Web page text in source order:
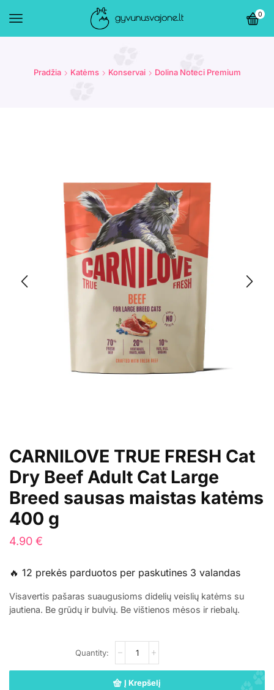
0
Pradžia Katėms Konservai Dolina Noteci Premium
CARNILOVE TRUE FRESH Cat
Dry Beef Adult Cat Large
Breed sausas maistas katėms
400 g
4.90 €
🔥 12 prekės parduotos per paskutines 3 valandas
Visavertis pašaras suaugusioms didelių veislių katėms su
jautiena. Be grūdų ir bulvių. Be vištienos mėsos ir riebalų.
Į Krepšelį